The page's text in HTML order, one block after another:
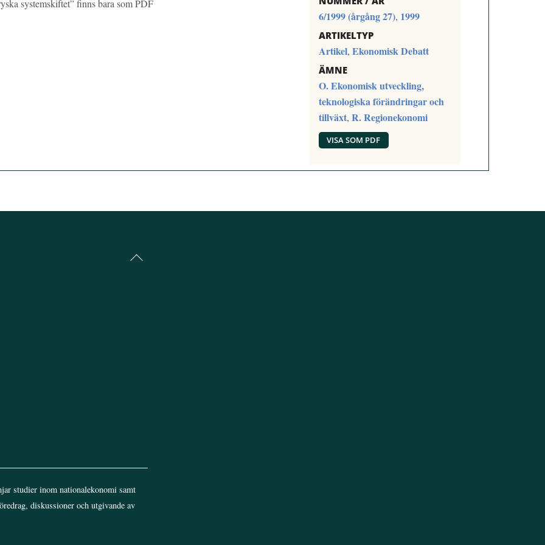
systemskiftet” finns bara som PDF
6/1999 (årgång 27), 1999
ARTIKELTYP
Artikel, Ekonomisk Debatt
ÄMNE
O. Ekonomisk utveckling,
teknologiska förändringar och
tillväxt, R. Regionekonomi
VISA SOM PDF
Back
studier inom nationalekonomi samt
diskussioner och utgivande av